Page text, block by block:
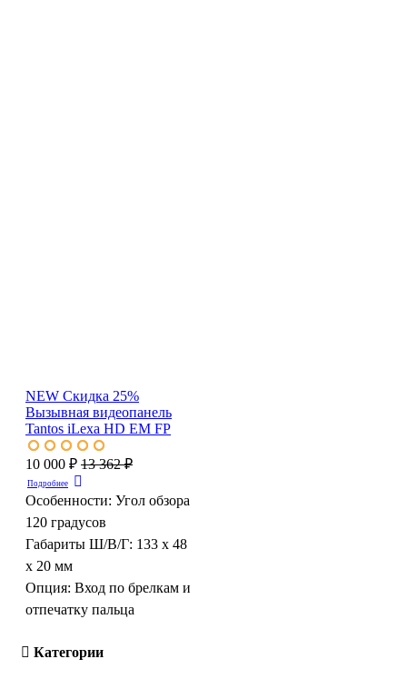
NEW Скидка 25%
Вызывная видеопанель
Tantos iLexa HD EM FP
10 000 ₽ 13 362 ₽
Подробнее
Особенности: Угол обзора
120 градусов
Габариты Ш/В/Г: 133 х 48
х 20 мм
Опция: Вход по брелкам и
отпечатку пальца
Категории